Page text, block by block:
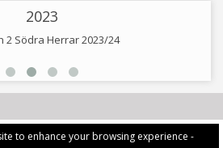
to enhance your browsing experience -
2023
2 Södra Herrar 2023/24